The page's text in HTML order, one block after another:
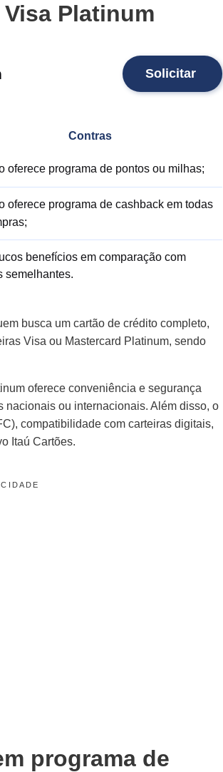
Platinum
Solicitar
Contras
oferece programa de pontos ou milhas;
oferece programa de cashback em todas
benefícios em comparação com
semelhantes.
busca um cartão de crédito completo,
Visa ou Mastercard Platinum, sendo
oferece conveniência e segurança
nacionais ou internacionais. Além disso, o
compatibilidade com carteiras digitais,
Itaú Cartões.
programa de